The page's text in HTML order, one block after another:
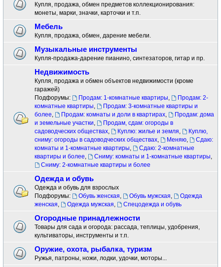
Купля, продажа, обмен предметов коллекционирования:
монеты, марки, значки, карточки и т.п.
Мебель
Купля, продажа, обмен, дарение мебели.
Музыкальные инструменты
Купля-продажа-дарение пианино, синтезаторов, гитар и пр.
Недвижимость
Купля, продажа и обмен объектов недвижимости (кроме
гаражей)
Подфорумы:
Продам: 1-комнатные квартиры,
Продам: 2-
комнатные квартиры,
Продам: 3-комнатные квартиры и
более, Продам: комнаты и доли в квартирах,
Продам: дома
и земельные участки,
Продам, сдам: огороды в
садоводческих обществах, Куплю: жилье и земля,
Куплю,
сниму: огороды в садоводческих обществах, Меняю,
Сдаю:
комнаты и 1-комнатные квартиры,
Сдаю: 2-комнатные
квартиры и более, Сниму: комнаты и 1-комнатные квартиры,
Сниму: 2-комнатные квартиры и более
Одежда и обувь
Одежда и обувь для взрослых
Подфорумы:
Обувь женская, Обувь мужская,
Одежда
женская, Одежда мужская, Спецодежда и обувь
Огородные принадлежности
Товары для сада и огорода: рассада, теплицы, удобрения,
культиваторы, инструменты и т.п.
Оружие, охота, рыбалка, туризм
Ружья, патроны, ножи, лодки, удочки, моторы...